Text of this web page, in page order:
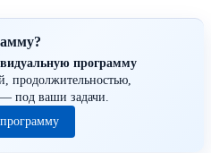
программу
продолжительностью,
под ваши задачи.